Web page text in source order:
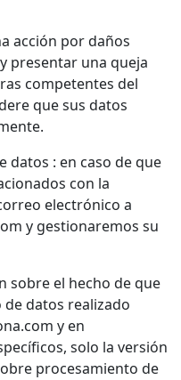
acción por daños
presentar una queja
competentes del
que sus datos
datos : en caso de que
con la
electrónico a
y gestionaremos su
sobre el hecho de que
datos realizado
y en
solo la versión
procesamiento de